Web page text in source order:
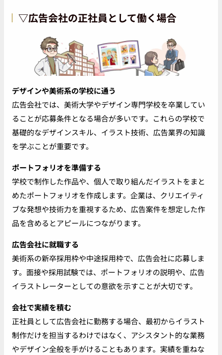
▽広告会社の正社員として働く場合
デザインや美術系の学校に通う
広告会社では、美術大学やデザイン専門学校を卒業してい
ることが応募条件となる場合が多いです。これらの学校で
基礎的なデザインスキル、イラスト技術、広告業界の知識
を学ぶことが重要です。
ポートフォリオを準備する
学校で制作した作品や、個人で取り組んだイラストをまと
めたポートフォリオを作成します。企業は、クリエイティ
ブな発想や技術力を重視するため、広告案件を想定した作
品を含めるとアピールにつながります。
広告会社に就職する
美術系の新卒採用枠や中途採用枠で、広告会社に応募しま
す。面接や採用試験では、ポートフォリオの説明や、広告
イラストレーターとしての意欲を示すことが大切です。
会社で実績を積む
正社員として広告会社に勤務する場合、最初からイラスト
制作だけを担当するわけではなく、アシスタント的な業務
やデザイン全般を手がけることもあります。実績を重ねな